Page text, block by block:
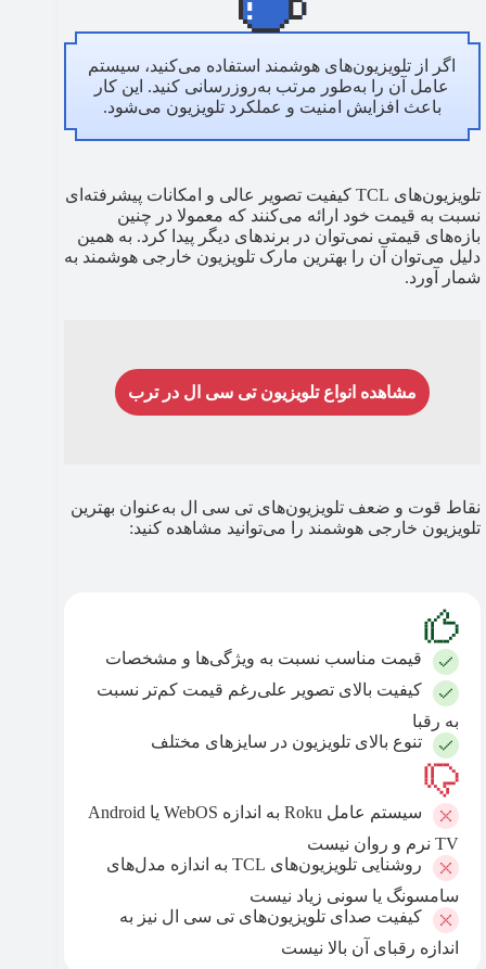
اگر از تلویزیون‌های هوشمند استفاده می‌کنید، سیستم
عامل آن را به‌طور مرتب به‌روزرسانی کنید. این کار
باعث افزایش امنیت و عملکرد تلویزیون می‌شود.
تلویزیون‌های TCL کیفیت تصویر عالی و امکانات پیشرفته‌ای
نسبت به قیمت خود ارائه می‌کنند که معمولا در چنین
بازه‌های قیمتی نمی‌توان در برندهای دیگر پیدا کرد. به همین
دلیل می‌توان آن را بهترین مارک تلویزیون خارجی هوشمند به
شمار آورد.
مشاهده انواع تلویزیون تی سی ال در ترب
نقاط قوت و ضعف تلویزیون‌های تی سی ال به‌عنوان بهترین
تلویزیون خارجی هوشمند را می‌توانید مشاهده کنید:
قیمت مناسب نسبت به ویژگی‌ها و مشخصات
کیفیت بالای تصویر علی‌رغم قیمت کم‌تر نسبت
به رقبا
تنوع بالای تلویزیون در سایزهای مختلف
سیستم عامل Roku به اندازه WebOS یا Android
TV نرم و روان نیست
روشنایی تلویزیون‌های TCL به اندازه مدل‌های
سامسونگ یا سونی زیاد نیست
کیفیت صدای تلویزیون‌های تی سی ال نیز به
اندازه رقبای آن بالا نیست